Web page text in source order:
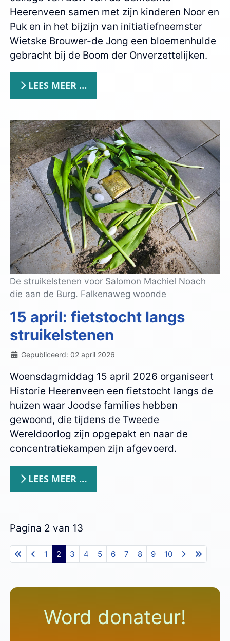
Heerenveen samen met zijn kinderen Noor en
Puk en in het bijzijn van initiatiefneemster
Wietske Brouwer-de Jong een bloemenhulde
gebracht bij de Boom der Onverzettelijken.
LEES MEER …
De struikelstenen voor Salomon Machiel Noach
die aan de Burg. Falkenaweg woonde
15 april: fietstocht langs
struikelstenen
Details
Gepubliceerd: 02 april 2026
Woensdagmiddag 15 april 2026 organiseert
Historie Heerenveen een fietstocht langs de
huizen waar Joodse families hebben
gewoond, die tijdens de Tweede
Wereldoorlog zijn opgepakt en naar de
concentratiekampen zijn afgevoerd.
LEES MEER …
Pagina 2 van 13
1 2 3 4 5 6 7 8 9 10
Word donateur!